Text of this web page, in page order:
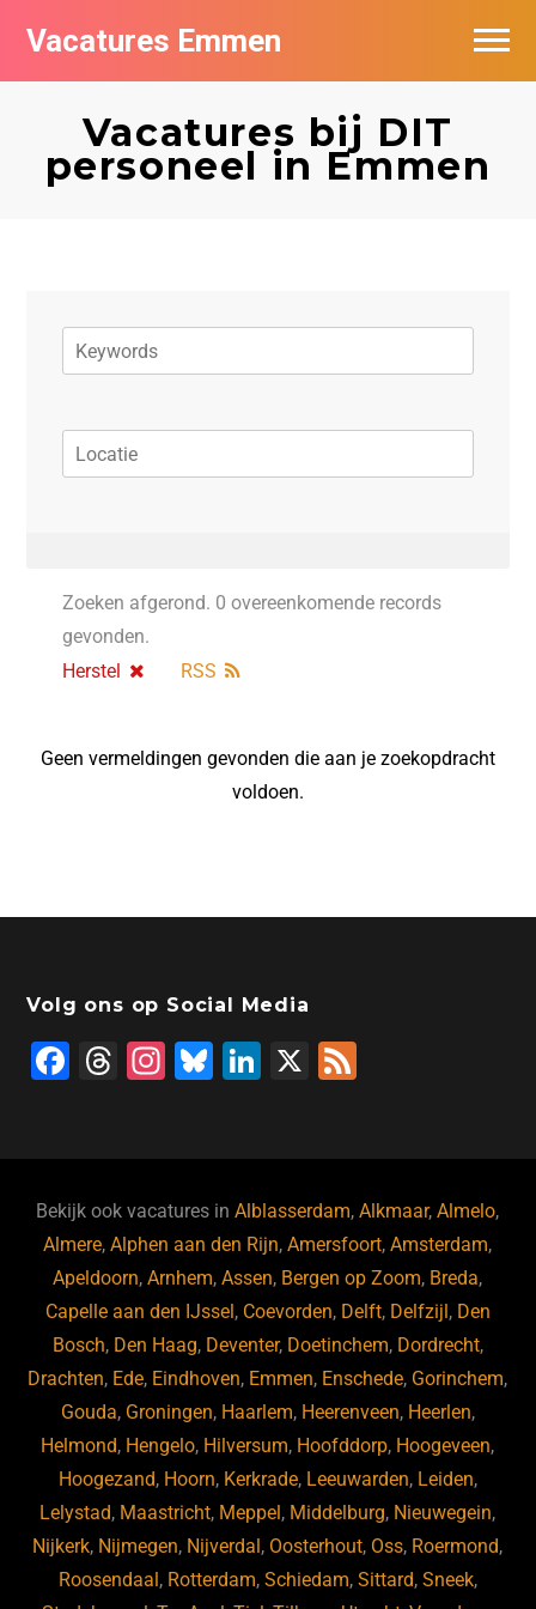
Vacatures Emmen
Vacatures bij DIT
personeel in Emmen
Zoeken afgerond. 0 overeenkomende records
gevonden.
Herstel
RSS
Geen vermeldingen gevonden die aan je zoekopdracht
voldoen.
Volg ons op Social Media
F
b
o
o
k
T
d
s
In
a
m
Bl
ky
Li
dI
n
X
Bekijk ook vacatures inAlblasserdam,Alkmaar,Almelo,
Almere,Alphen aan den Rijn,Amersfoort,Amsterdam,
Apeldoorn,Arnhem,Assen, Bergen op Zoom, Breda,
Capelle aan den IJssel , Coevorden, Delft, Delfzijl , Den
Bosch, Den Haag, Deventer, Doetinchem, Dordrecht,
Drachten, Ede, Eindhoven, Emmen, Enschede, Gorinchem,
Gouda, Groningen, Haarlem, Heerenveen, Heerlen,
Helmond, Hengelo, Hilversum, Hoofddorp, Hoogeveen,
Hoogezand, Hoorn, Kerkrade, Leeuwarden, Leiden,
Lelystad, Maastricht, Meppel , Middelburg, Nieuwegein,
Nijkerk, Nijmegen, Nijverdal , Oosterhout, Oss, Roermond,
Roosendaal , Rotterdam, Schiedam, Sittard, Sneek,
Vacatures per bedrijf
De populairste vacatures in Emmen